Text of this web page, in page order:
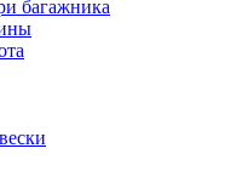
багажника